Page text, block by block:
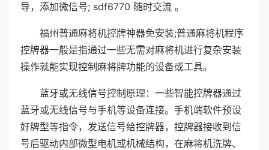
导，添加微信号; sdf6770 随时交流 。
福州普通麻将机控牌神器免安装;普通麻将机程序
控牌器一般是指通过一些无需对麻将机进行复杂安装
操作就能实现控制麻将牌功能的设备或工具。
蓝牙或无线信号控制原理：一些智能控牌器通过
蓝牙或无线信号与手机等设备连接。手机端软件预设
好牌型等指令，发送信号给控牌器，控牌器接收到信
号后驱动内部微型电机或机械结构，在麻将机洗牌、